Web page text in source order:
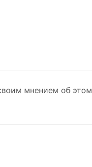
мнением об этом